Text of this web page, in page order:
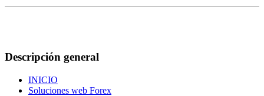
Descripción general
INICIO
Soluciones web Forex